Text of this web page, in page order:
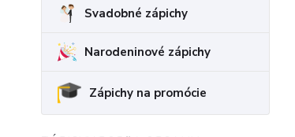
Svadobné zápichy
Narodeninové zápichy
Zápichy na promócie